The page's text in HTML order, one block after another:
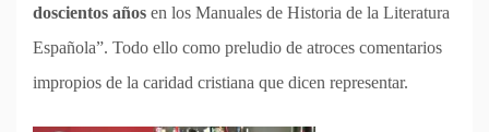
doscientos años en los Manuales de Historia de la Literatura
Española”. Todo ello como preludio de atroces comentarios
impropios de la caridad cristiana que dicen representar.